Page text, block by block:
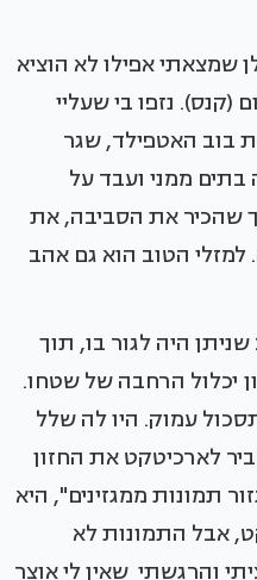
שמצאתי אפילו לא הוציא
(קנס). נזפו בי שעליי
בוב האטפילד, שגר
ממני ועבד על
שהכיר את הסביבה, את
למזלי הטוב הוא גם אהב
היה לגור בו, תוך
יכלול הרחבה של שטחו.
עמוק. היו לה שלל
לארכיטקט את החזון
תמונות ממגזינים", היא
אבל התמונות לא
והרגשתי שאין לי אוצר